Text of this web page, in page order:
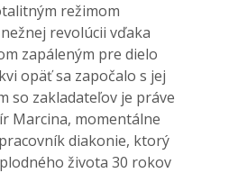
režimom
revolúcii vďaka
zapáleným pre dielo
opäť sa započalo s jej
so zakladateľov je práve
Marcina, momentálne
diakonie, ktorý
života 30 rokov